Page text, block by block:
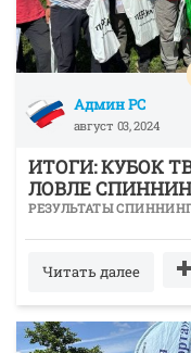
Админ РС
август 03, 2024
ИТОГИ: КУБОК
ЛОВЛЕ
РЕЗУЛЬТАТЫ
Читать далее